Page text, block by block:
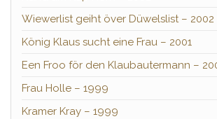
Wiewerlist geiht över Düwelslist – 2002
König Klaus sucht eine Frau – 2001
Een Froo för den Klaubautermann –
Frau Holle – 1999
Kramer Kray – 1999